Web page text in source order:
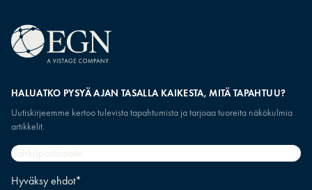
HALUATKO PYSYÄ AJAN TASALLA KAIKESTA, MITÄ TAPAHTUU?
Uutiskirjeemme kertoo tulevista tapahtumista ja tarjoaa tuoreita näkökulmia
artikkelit.
Sähköpostiosoite
Hyväksy ehdot*